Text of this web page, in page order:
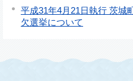
平成31年4月21日執行 茨城
欠選挙について